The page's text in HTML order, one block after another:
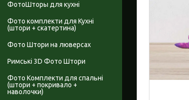
ФотоШторы для кухні
Фото комплекти для Кухні
(штори + скатертина)
Фото Штори на люверсах
Римські 3D Фото Штори
Фото Комплекти для спальні
(штори + покривало +
наволочки)